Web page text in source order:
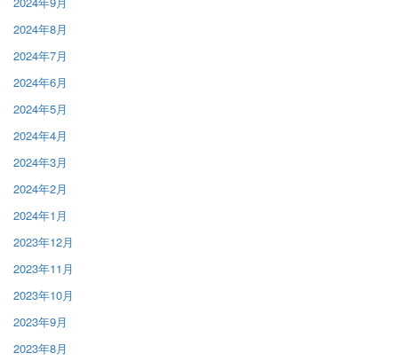
2024年8月
2024年7月
2024年6月
2024年5月
2024年4月
2024年3月
2024年2月
2024年1月
2023年12月
2023年11月
2023年10月
2023年9月
2023年8月